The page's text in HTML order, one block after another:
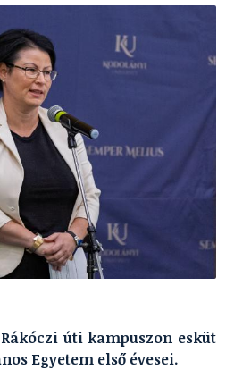
úti kampuszon esküt
Egyetem első évesei.